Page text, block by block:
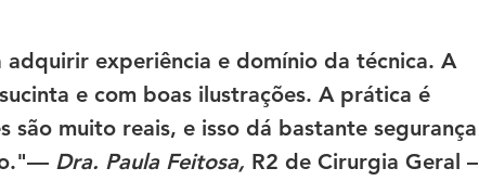
adquirir experiência e domínio da técnica. A
e com boas ilustrações. A prática é
são muito reais, e isso dá bastante segurança
— Dra. Paula Feitosa, R2 de Cirurgia Geral –